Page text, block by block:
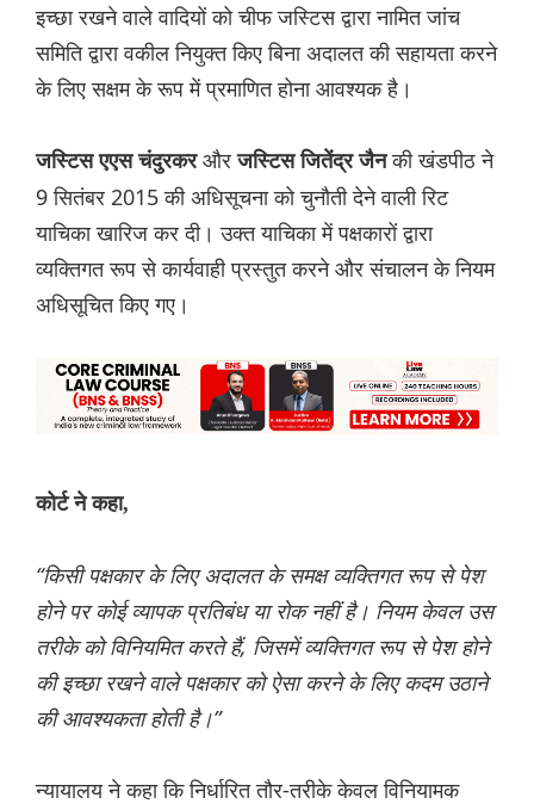
इच्छा रखने वाले वादियों को चीफ जस्टिस द्वारा नामित जांच
समिति द्वारा वकील नियुक्त किए बिना अदालत की सहायता करने
के लिए सक्षम के रूप में प्रमाणित होना आवश्यक है।
जस्टिस एएस चंदुरकरऔरजस्टिस जितेंद्र जैनकी खंडपीठ ने
9 सितंबर 2015 की अधिसूचना को चुनौती देने वाली रिट
याचिका खारिज कर दी। उक्त याचिका में पक्षकारों द्वारा
व्यक्तिगत रूप से कार्यवाही प्रस्तुत करने और संचालन के नियम
अधिसूचित किए गए।
कोर्ट ने कहा,
“किसी पक्षकार के लिए अदालत के समक्ष व्यक्तिगत रूप से पेश
होने पर कोई व्यापक प्रतिबंध या रोक नहीं है। नियम केवल उस
तरीके को विनियमित करते हैं, जिसमें व्यक्तिगत रूप से पेश होने
की इच्छा रखने वाले पक्षकार को ऐसा करने के लिए कदम उठाने
की आवश्यकता होती है।”
न्यायालय ने कहा कि निर्धारित तौर-तरीके केवल विनियामक